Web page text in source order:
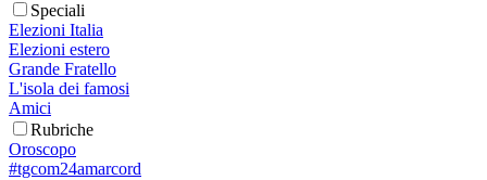
Speciali
Elezioni Italia
Elezioni estero
Grande Fratello
L'isola dei famosi
Amici
Rubriche
Oroscopo
#tgcom24amarcord